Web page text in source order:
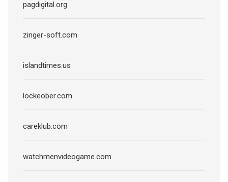
pagdigital.org
zinger-soft.com
islandtimes.us
lockeober.com
careklub.com
watchmenvideogame.com